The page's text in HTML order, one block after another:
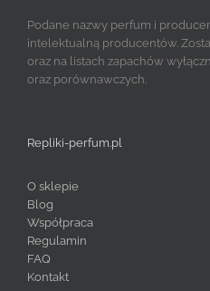
Podane nazwy perfum i
intelektualną producentów.
oraz na listach zapachów
oraz porównawczych.
Repliki-perfum.pl
O sklepie
Blog
Współpraca
Regulamin
FAQ
Kontakt